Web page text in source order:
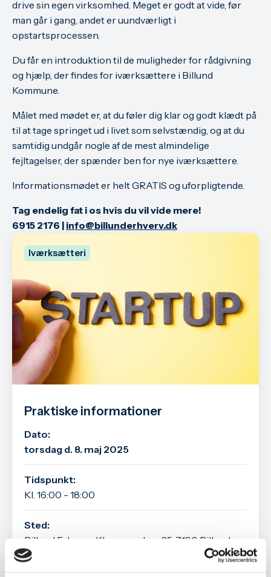
drive sin egen virksomhed. Meget er godt at vide, før
man går i gang, andet er uundværligt i
opstartsprocessen.
Du får en introduktion til de muligheder for rådgivning
og hjælp, der findes for iværksættere i Billund
Kommune.
Målet med mødet er, at du føler dig klar og godt klædt på
til at tage springet ud i livet som selvstændig, og at du
samtidig undgår nogle af de mest almindelige
fejltagelser, der spænder ben for nye iværksættere.
Informationsmødet er helt GRATIS og uforpligtende.
Tag endelig fat i os hvis du vil vide mere!
6915 2176 | info@billunderhverv.dk
Iværksætteri
Praktiske informationer
Dato:
torsdag d. 8. maj 2025
Tidspunkt:
Kl. 16:00 - 18:00
Sted:
Billund Erhverv, Kløvermarken 35, 7190 Billund
Pris: